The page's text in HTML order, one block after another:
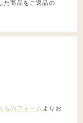
た商品をご返品の
らのフォーム よりお